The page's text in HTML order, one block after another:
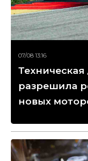
07/08 13:16
разрешила
новых